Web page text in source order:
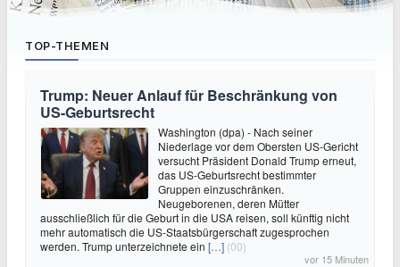
TOP-THEMEN
Trump: Neuer Anlauf für Beschränkung von
US-Geburtsrecht
Washington (dpa) - Nach seiner
Niederlage vor dem Obersten US-Gericht
versucht Präsident Donald Trump erneut,
das US-Geburtsrecht bestimmter
Gruppen einzuschränken.
Neugeborenen, deren Mütter
ausschließlich für die Geburt in die USA reisen, soll künftig nicht
mehr automatisch die US-Staatsbürgerschaft zugesprochen
werden. Trump unterzeichnete ein […] (00)
vor 15 Minuten